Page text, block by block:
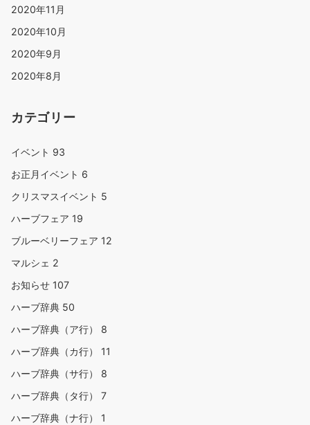
2020年11月
2020年10月
2020年9月
2020年8月
カテゴリー
イベント 93
お正月イベント 6
クリスマスイベント 5
ハーブフェア 19
ブルーベリーフェア 12
マルシェ 2
お知らせ 107
ハーブ辞典 50
ハーブ辞典（ア行） 8
ハーブ辞典（カ行） 11
ハーブ辞典（サ行） 8
ハーブ辞典（タ行） 7
ハーブ辞典（ナ行） 1